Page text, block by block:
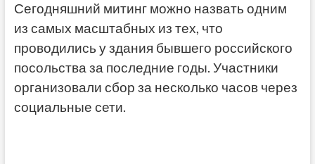
Сегодняшний митинг можно назвать одним
из самых масштабных из тех, что
проводились у здания бывшего российского
посольства за последние годы. Участники
организовали сбор за несколько часов через
социальные сети.